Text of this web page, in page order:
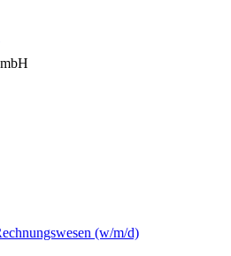
(w/m/d)